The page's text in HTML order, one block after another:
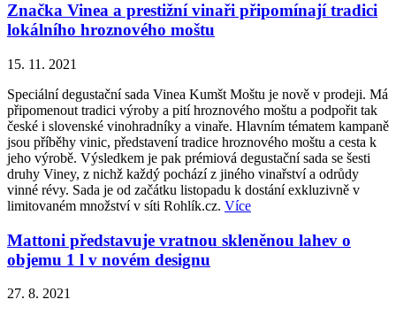
Značka Vinea a prestižní vinaři připomínají tradici
lokálního hroznového moštu
15. 11. 2021
Speciální degustační sada Vinea Kumšt Moštu je nově v prodeji. Má
připomenout tradici výroby a pití hroznového moštu a podpořit tak
české i slovenské vinohradníky a vinaře. Hlavním tématem kampaně
jsou příběhy vinic, představení tradice hroznového moštu a cesta k
jeho výrobě. Výsledkem je pak prémiová degustační sada se šesti
druhy Viney, z nichž každý pochází z jiného vinařství a odrůdy
vinné révy. Sada je od začátku listopadu k dostání exkluzivně v
limitovaném množství v síti Rohlík.cz. Více
Mattoni představuje vratnou skleněnou lahev o
objemu 1 l v novém designu
27. 8. 2021